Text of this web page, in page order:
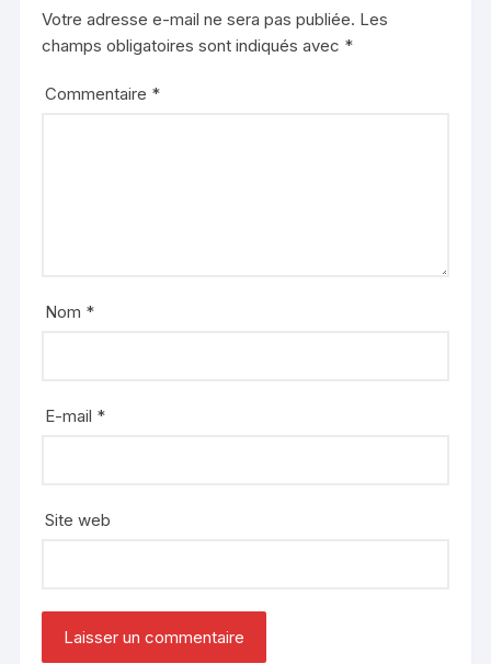
Votre adresse e-mail ne sera pas publiée. Les
champs obligatoires sont indiqués avec *
Commentaire *
Nom *
E-mail *
Site web